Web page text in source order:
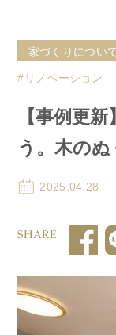
家づくりについて
#リノベーション
【事例更
う。木の
2025.04.28
SHARE